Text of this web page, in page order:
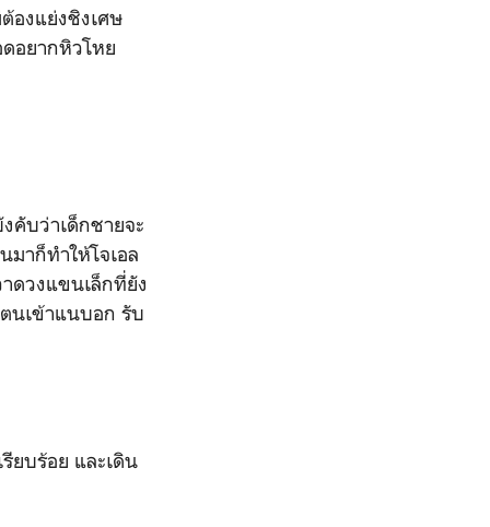
องแย่งชิงเศษ
อยากหิวโหย
คับว่าเด็กชายจะ
าก็ทำให้โจเอล
ดวงแขนเล็กที่ยัง
นเข้าแนบอก รับ
ยบร้อย และเดิน